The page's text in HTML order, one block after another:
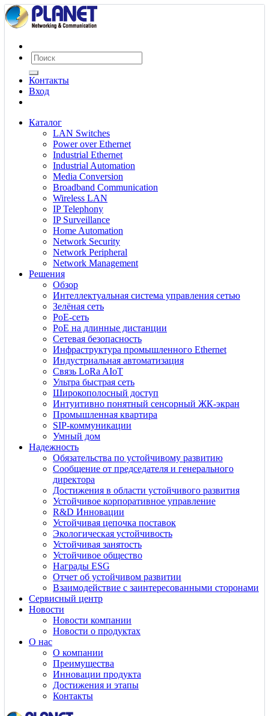
Контакты
Вход
Каталог
LAN Switches
Power over Ethernet
Industrial Ethernet
Industrial Automation
Media Conversion
Broadband Communication
Wireless LAN
IP Telephony
IP Surveillance
Home Automation
Network Security
Network Peripheral
Network Management
Решения
Обзор
Интеллектуальная система управления сетью
Зелёная сеть
PoE-сеть
PoE на длинные дистанции
Сетевая безопасность
Инфраструктура промышленного Ethernet
Индустриальная автоматизация
Связь LoRa AIoT
Ультра быстрая сеть
Широкополосный доступ
Интуитивно понятный сенсорный ЖК-экран
Промышленная квартира
SIP-коммуникации
Умный дом
Надежность
Обязательства по устойчивому развитию
Сообщение от председателя и генерального
директора
Достижения в области устойчивого развития
Устойчивое корпоративное управление
R&D Инновации
Устойчивая цепочка поставок
Экологическая устойчивость
Устойчивая занятость
Устойчивое общество
Награды ESG
Отчет об устойчивом развитии
Взаимодействие с заинтересованными сторонами
Сервисный центр
Новости
Новости компании
Новости о продуктах
О нас
О компании
Преимущества
Инновации продукта
Достижения и этапы
Контакты